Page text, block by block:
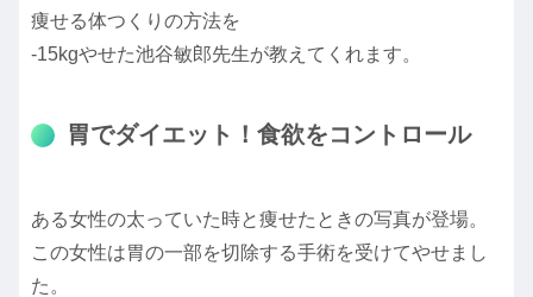
痩せる体つくりの方法を
-15kgやせた池谷敏郎先生が教えてくれます。
胃でダイエット！食欲をコントロール
ある女性の太っていた時と痩せたときの写真が登場。
この女性は胃の一部を切除する手術を受けてやせまし
た。